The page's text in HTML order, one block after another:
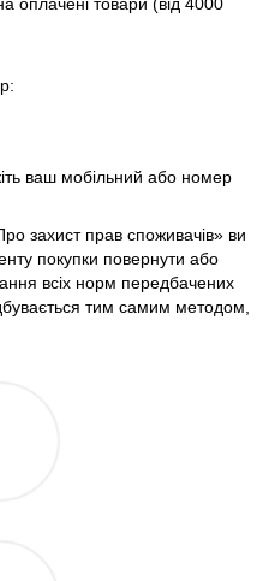
ваш мобільний або номер
захист прав споживачів» ви
покупки повернути або
всіх норм передбачених
тим самим методом,